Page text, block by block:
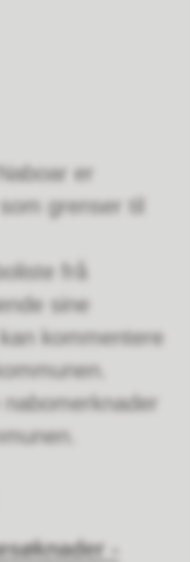
er
grenser til
frå
sine
kommentere
-